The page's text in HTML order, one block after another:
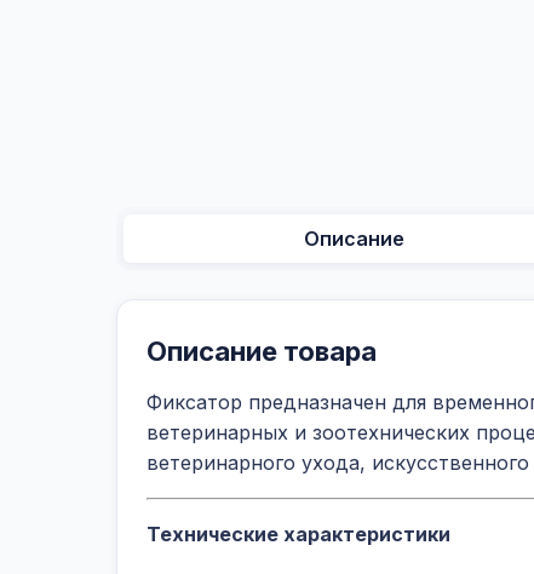
Описание
Описание товара
Фиксатор предназначен для
ветеринарных и зоотехнических
ветеринарного ухода,
Технические характеристики